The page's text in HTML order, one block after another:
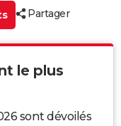
Partager
le plus
sont dévoilés